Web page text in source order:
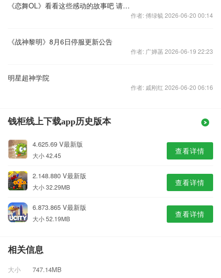
《恋舞OL》看看这些感动的故事吧 请自备纸巾
作者: 傅绿毓 2026-06-20 00:14
《战神黎明》8月6日停服更新公告
作者: 广婵菡 2026-06-19 22:23
明星超神学院
作者: 戚刚红 2026-06-20 06:16
钱柜线上下载app历史版本
4.625.69 V最新版
大小 42.45 查看详情
2.148.880 V最新版
大小 32.29MB 查看详情
6.873.865 V最新版
大小 52.19MB 查看详情
相关信息
大小
747.14MB